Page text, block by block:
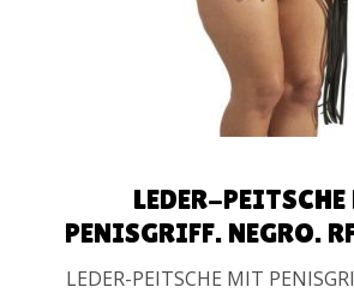
LEDER-
PENISGRIFF. NEGRO.
LEDER-PEITSCHE MIT